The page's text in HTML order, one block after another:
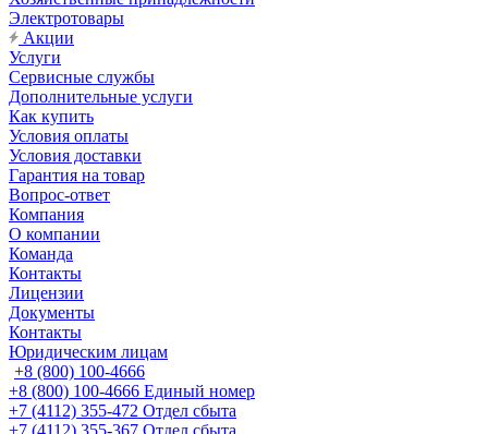
Электротовары
Акции
Услуги
Сервисные службы
Дополнительные услуги
Как купить
Условия оплаты
Условия доставки
Гарантия на товар
Вопрос-ответ
Компания
О компании
Команда
Контакты
Лицензии
Документы
Контакты
Юридическим лицам
+8 (800) 100-4666
+8 (800) 100-4666 Единый номер
+7 (4112) 355-472 Отдел сбыта
+7 (4112) 355-367 Отдел сбыта